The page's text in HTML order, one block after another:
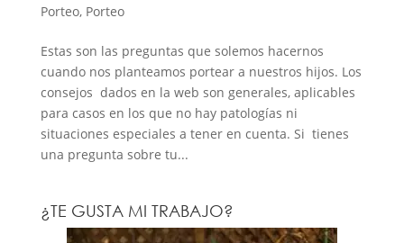
Porteo, Porteo
Estas son las preguntas que solemos hacernos
cuando nos planteamos portear a nuestros hijos. Los
consejos dados en la web son generales, aplicables
para casos en los que no hay patologías ni
situaciones especiales a tener en cuenta. Si tienes
una pregunta sobre tu...
¿TE GUSTA MI TRABAJO?